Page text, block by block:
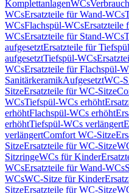
KomplettanlagenWCs
WCsErsatzteile für Wand-WCs
WCsFlachspül-WCsErsatzteile
WCsErsatzteile für Stand-WCs
aufgesetztErsatzteile für
aufgesetztTiefspül-WCs
WCsErsatzteile für Flachspül-
SanitärkeramikAufgesetztWC-
SitzeErsatzteile für WC-Sitze
WCsTiefspül-WCs erhöht
erhöhtFlachspül-WCs erhöht
erhöhtTiefspül-WCs verlängert
verlängertComfort WC-Sitze
SitzeErsatzteile für WC-Sitze
SitzringeWCs für Kinder
WCsErsatzteile für Wand-WCs
WCsWC-Sitze für Kinder
SitzeErsatzteile für WC-Sitze